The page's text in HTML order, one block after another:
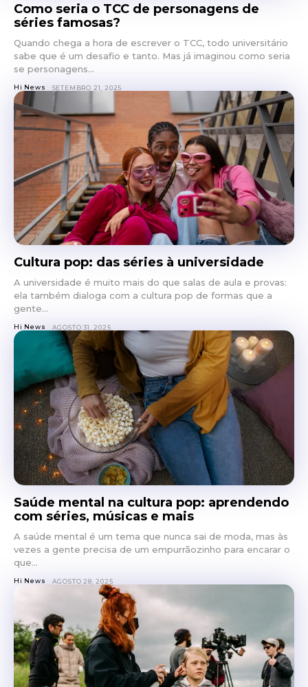
Como seria o TCC de personagens de
séries famosas?
Quando chega a hora de escrever o TCC, todo universitário
sabe que é um desafio e tanto. Mas já imaginou como seria
se personagens...
Hi News SETEMBRO 21, 2025
Cultura pop: das séries à universidade
A universidade é muito mais do que salas de aula e provas:
ela também dialoga com a cultura pop de formas que a
gente...
Hi News AGOSTO 31, 2025
Saúde mental na cultura pop: aprendendo
com séries, músicas e mais
A saúde mental é um tema que nunca sai de moda, mas às
vezes a gente precisa de um empurrãozinho para encarar o
que...
Hi News AGOSTO 28, 2025